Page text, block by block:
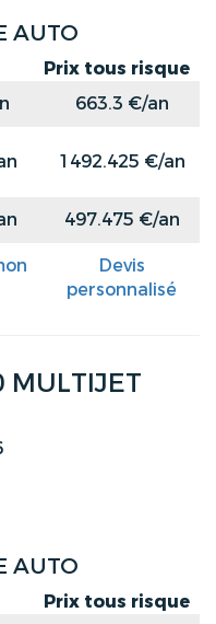
AUTO
Prix tous risque
663.3 €/an
1492.425 €/an
497.475 €/an
Devis
personnalisé
MULTIJET
AUTO
Prix tous risque